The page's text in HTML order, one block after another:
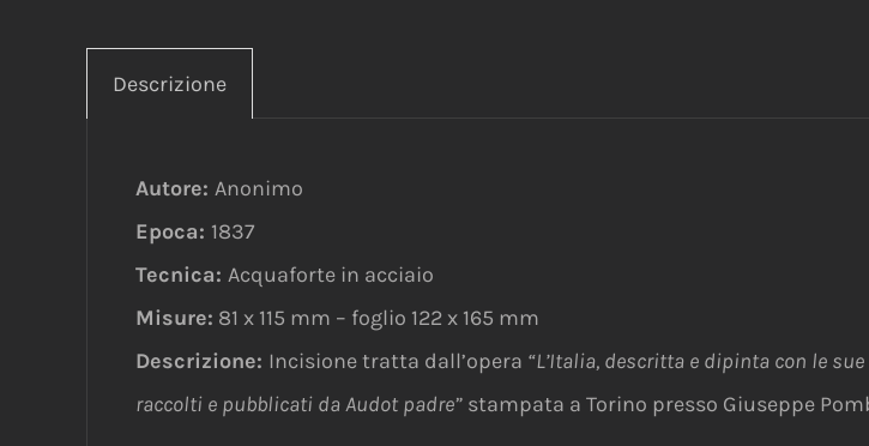
Descrizione
Autore: Anonimo
Epoca: 1837
Tecnica: Acquaforte in acciaio
Misure: 81 x 115 mm – foglio 122 x 165 mm
Descrizione: Incisione tratta dall’opera “L’Italia, descritta e dipinta con le
raccolti e pubblicati da Audot padre” stampata a Torino presso Giuseppe